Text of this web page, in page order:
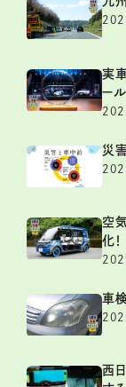
実
ー
災
空
化！
車
西